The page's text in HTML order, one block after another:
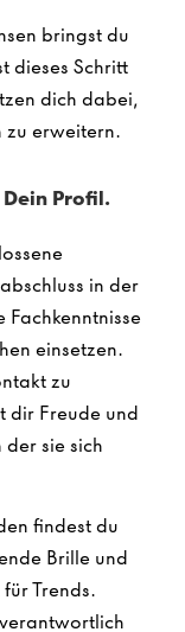
bringst du
dieses Schritt
dich dabei,
zu erweitern.
Profil.
in der
einsetzen.
zu
dir Freude und
sie sich
findest du
Brille und
Trends.